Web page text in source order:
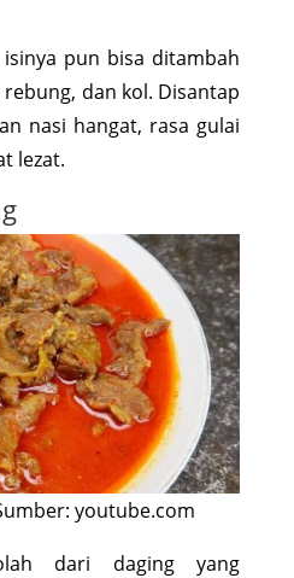
pun bisa ditambah
dan kol. Disantap
nasi hangat, rasa gulai
lezat.
youtube.com
dari daging yang